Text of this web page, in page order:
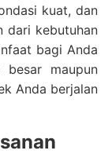
kuat, dan
dari kebutuhan
bagi Anda
besar maupun
Anda berjalan